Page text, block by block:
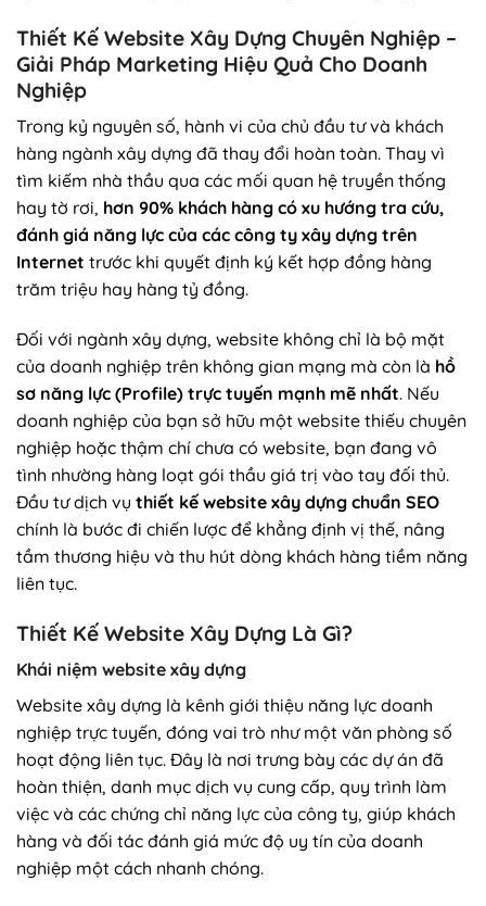
Thiết Kế Website Xây Dựng Chuyên Nghiệp –
Giải Pháp Marketing Hiệu Quả Cho Doanh
Nghiệp
Trong kỷ nguyên số, hành vi của chủ đầu tư và khách
hàng ngành xây dựng đã thay đổi hoàn toàn. Thay vì
tìm kiếm nhà thầu qua các mối quan hệ truyền thống
hay tờ rơi, hơn 90% khách hàng có xu hướng tra cứu,
đánh giá năng lực của các công ty xây dựng trên
Internet trước khi quyết định ký kết hợp đồng hàng
trăm triệu hay hàng tỷ đồng.
Đối với ngành xây dựng, website không chỉ là bộ mặt
của doanh nghiệp trên không gian mạng mà còn là hồ
sơ năng lực (Profile) trực tuyến mạnh mẽ nhất. Nếu
doanh nghiệp của bạn sở hữu một website thiếu chuyên
nghiệp hoặc thậm chí chưa có website, bạn đang vô
tình nhường hàng loạt gói thầu giá trị vào tay đối thủ.
Đầu tư dịch vụ thiết kế website xây dựng chuẩn SEO
chính là bước đi chiến lược để khẳng định vị thế, nâng
tầm thương hiệu và thu hút dòng khách hàng tiềm năng
liên tục.
Thiết Kế Website Xây Dựng Là Gì?
Khái niệm website xây dựng
Website xây dựng là kênh giới thiệu năng lực doanh
nghiệp trực tuyến, đóng vai trò như một văn phòng số
hoạt động liên tục. Đây là nơi trưng bày các dự án đã
hoàn thiện, danh mục dịch vụ cung cấp, quy trình làm
việc và các chứng chỉ năng lực của công ty, giúp khách
hàng và đối tác đánh giá mức độ uy tín của doanh
nghiệp một cách nhanh chóng.